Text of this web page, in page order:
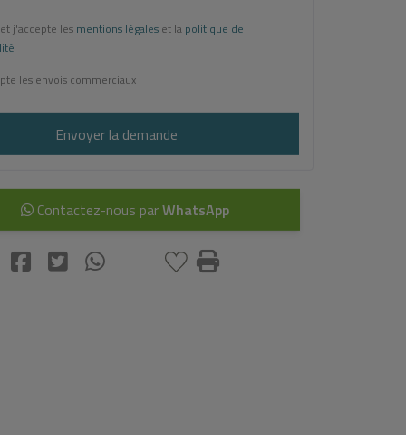
j'accepte les mentions légales et la politique de
les envois commerciaux
Envoyer la demande
Contactez-nous parWhatsApp